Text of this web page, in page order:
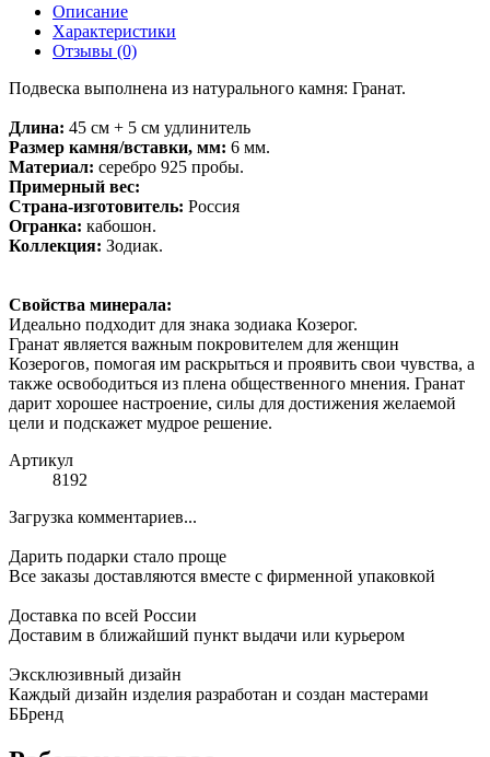
Описание
Характеристики
Отзывы (0)
Подвеска выполнена из натурального камня: Гранат.
Длина: 45 см + 5 см удлинитель
Размер камня/вставки, мм: 6 мм.
Материал: серебро 925 пробы.
Примерный вес:
Страна-изготовитель: Россия
Огранка: кабошон.
Коллекция: Зодиак.
Свойства минерала:
Идеально подходит для знака зодиака Козерог.
Гранат является важным покровителем для женщин
Козерогов, помогая им раскрыться и проявить свои чувства, а
также освободиться из плена общественного мнения. Гранат
дарит хорошее настроение, силы для достижения желаемой
цели и подскажет мудрое решение.
Артикул
8192
Загрузка комментариев...
Дарить подарки стало проще
Все заказы доставляются вместе c фирменной упаковкой
Доставка по всей России
Доставим в ближайший пункт выдачи или курьером
Эксклюзивный дизайн
Каждый дизайн изделия разработан и создан мастерами
ББренд